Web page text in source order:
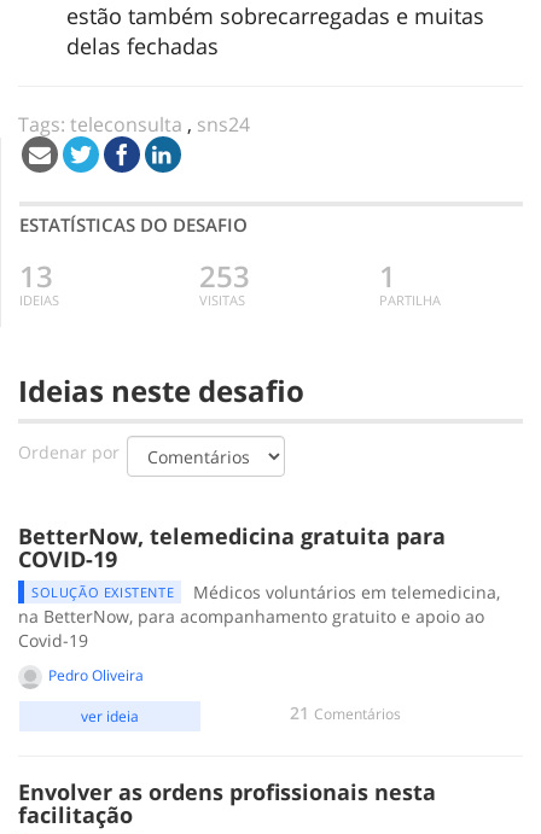
estão também sobrecarregadas e muitas
delas fechadas
Tags: teleconsulta , sns24
ESTATÍSTICAS DO DESAFIO
13
IDEIAS
253
VISITAS
1
PARTILHA
Ideias neste desafio
Ordenar por
BetterNow, telemedicina gratuita para
COVID-19
SOLUÇÃO EXISTENTE
Médicos voluntários em telemedicina,
na BetterNow, para acompanhamento gratuito e apoio ao
Covid-19
Pedro Oliveira
21 Comentários
ver ideia
Envolver as ordens profissionais nesta
facilitação